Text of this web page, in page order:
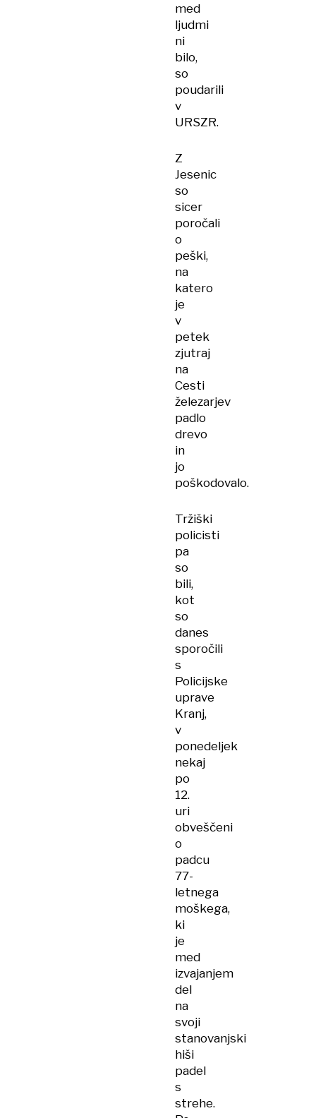
med
ljudmi
ni
bilo,
so
poudarili
v
URSZR.
Z
Jesenic
so
sicer
poročali
o
peški,
na
katero
je
v
petek
zjutraj
na
Cesti
železarjev
padlo
drevo
in
jo
poškodovalo.
Tržiški
policisti
pa
so
bili,
kot
so
danes
sporočili
s
Policijske
uprave
Kranj,
v
ponedeljek
nekaj
po
12.
uri
obveščeni
o
padcu
77-
letnega
moškega,
ki
je
med
izvajanjem
del
na
svoji
stanovanjski
hiši
padel
s
strehe.